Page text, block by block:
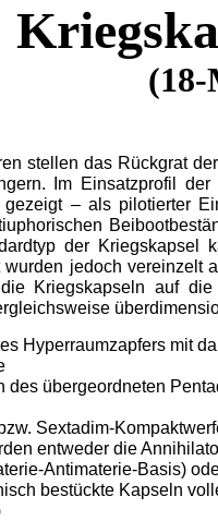
stellen das Rückgrat
Im Einsatzprofil
– als pilotierter
der
jedoch vereinzelt
Kriegskapseln auf
Hyperraumzapfers mit
des übergeordneten
Sextadim-
entweder die
Antimaterie-Basis)
bestückte Kapseln